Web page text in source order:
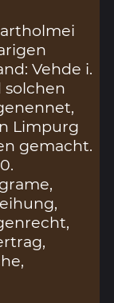
Vehde i.
Limpurg
gemacht.